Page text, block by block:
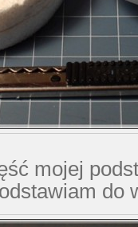
mojej
do